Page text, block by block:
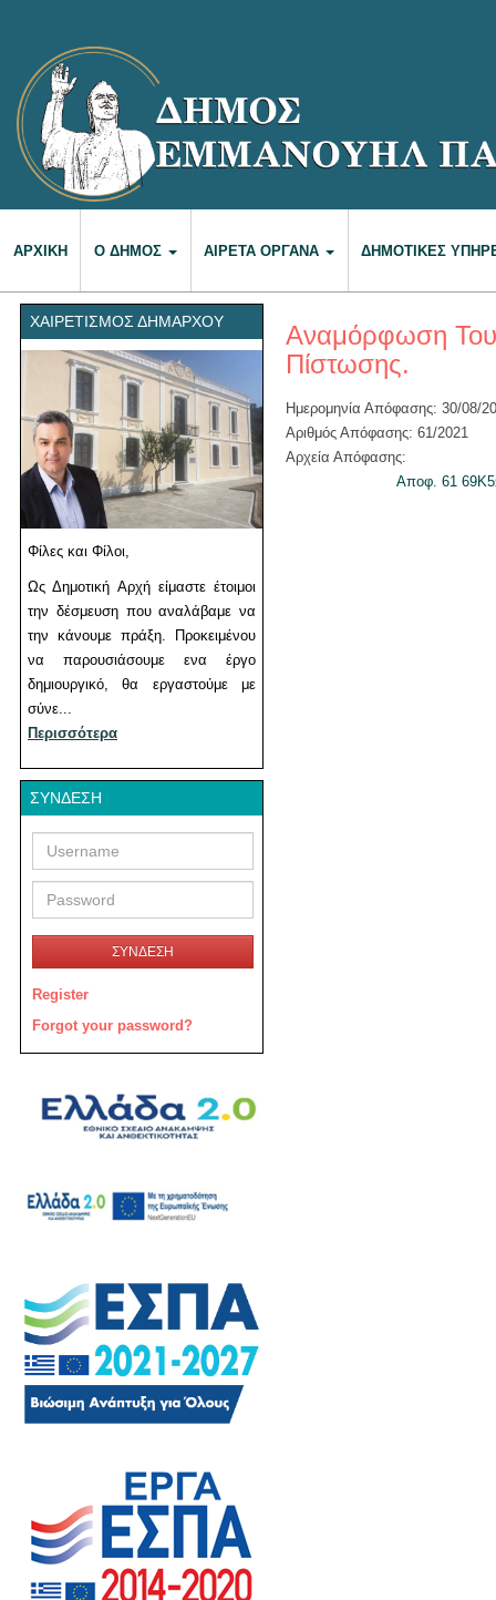
ΑΡΧΙΚΉ Ο ΔΉΜΟΣ ΑΙΡΕΤΆ ΌΡΓΑΝΑ ΔΗΜΟΤΙΚΈΣ
ΧΑΙΡΕΤΙΣΜΌΣ ΔΗΜΆΡΧΟΥ
Φίλες και Φίλοι,
Ως Δημοτική Αρχή είμαστε έτοιμοι
την δέσμευση που αναλάβαμε να
την κάνουμε πράξη. Προκειμένου
να παρουσιάσουμε ενα έργο
δημιουργικό, θα εργαστούμε με
σύνε...
Περισσότερα
ΣΎΝΔΕΣΗ
ΣΥΝΔΕΣΗ
Register
Forgot your password?
Αναμόρφωση
Πίστωσης.
Ημερομηνία Απόφασης: 30/08/
Αριθμός Απόφασης: 61/2021
Αρχεία Απόφασης:
Αποφ. 61